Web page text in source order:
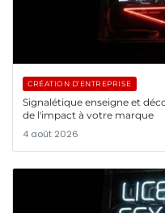
CRÉATION D’ENTREPRISE
Signalétique enseigne et
de l'impact à votre marque
4 août 2026